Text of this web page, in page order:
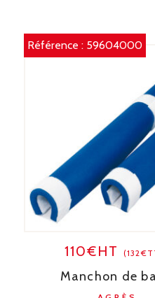
Référence : 59604000
110€HT
Manchon de